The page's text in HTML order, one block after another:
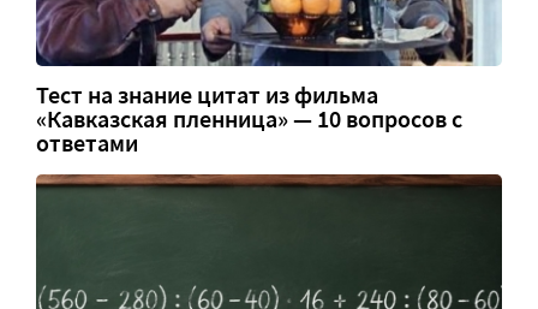
Тест на знание цитат из фильма
«Кавказская пленница» — 10 вопросов с
ответами